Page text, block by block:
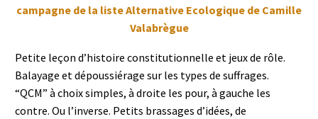
campagne de la liste Alternative Ecologique de Camille
Valabrègue
Petite leçon d’histoire constitutionnelle et jeux de rôle.
Balayage et dépoussiérage sur les types de suffrages.
“QCM” à choix simples, à droite les pour, à gauche les
contre. Ou l’inverse. Petits brassages d’idées, de